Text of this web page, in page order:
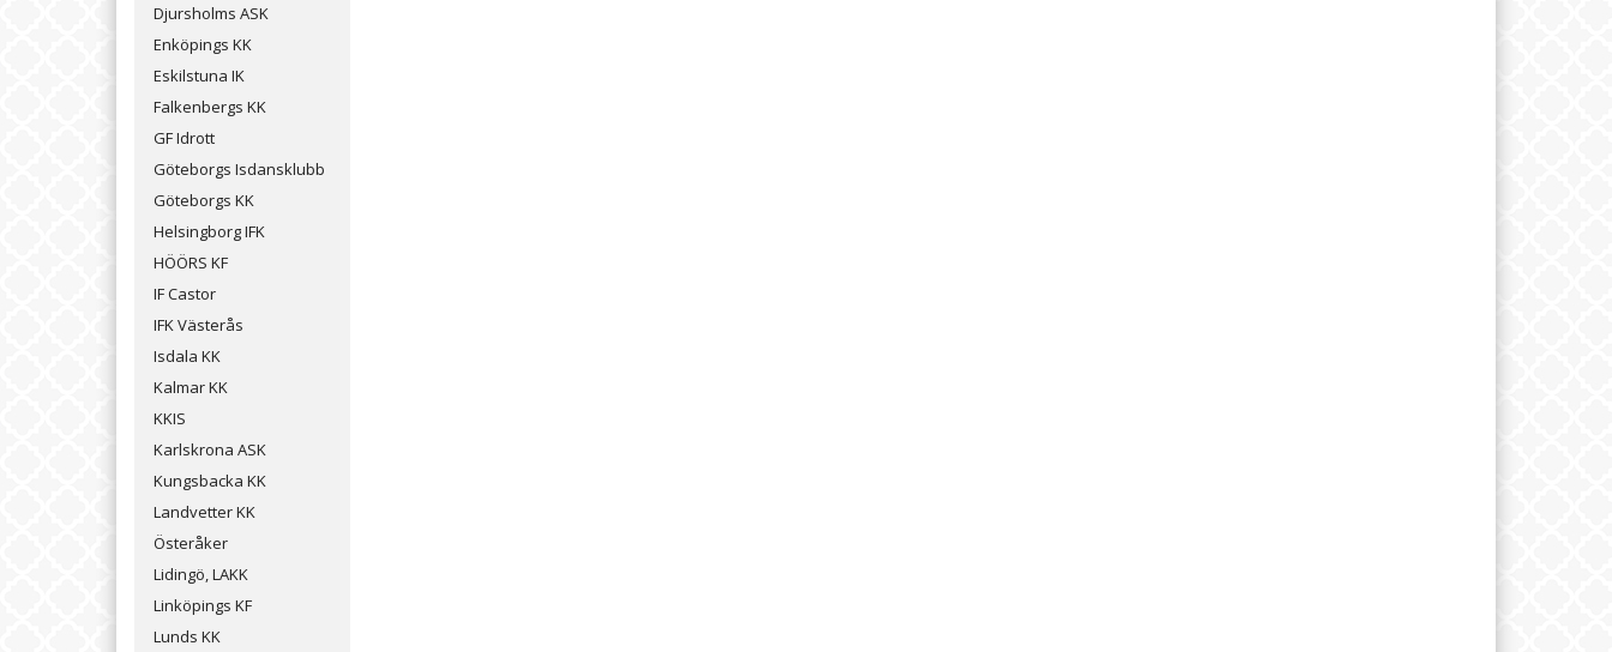
Djursholms ASK
Enköpings KK
Eskilstuna IK
Falkenbergs KK
GF Idrott
Göteborgs Isdansklubb
Göteborgs KK
Helsingborg IFK
HÖÖRS KF
IF Castor
IFK Västerås
Isdala KK
Kalmar KK
KKIS
Karlskrona ASK
Kungsbacka KK
Landvetter KK
Österåker
Lidingö, LAKK
Linköpings KF
Lunds KK